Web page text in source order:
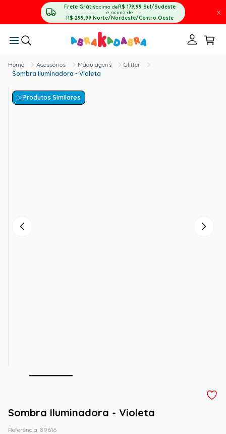
Frete Grátisacima deR$ 179,99 Sul/Sudeste
e acima de
R$ 299,99 Norte/Nordeste/Centro Oeste
X
Acessórios Maquiagens
Glitter
Sombra Iluminadora - Violeta
Produtos Similares
Sombra Iluminadora - Violeta
Referência: 89616